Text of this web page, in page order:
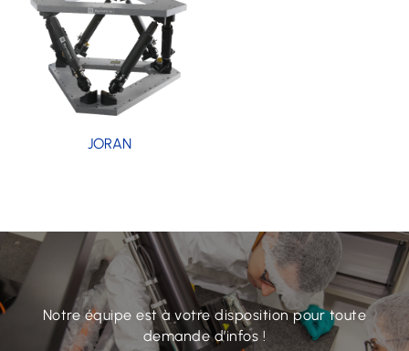
JORAN
Notre équipe est à votre disposition pour toute
demande d’infos !